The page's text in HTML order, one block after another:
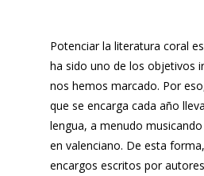
Potenciar la literatura coral
ha sido uno de los objetivos
nos hemos marcado. Por
que se encarga cada año
lengua, a menudo
en valenciano. De esta
encargos escritos por